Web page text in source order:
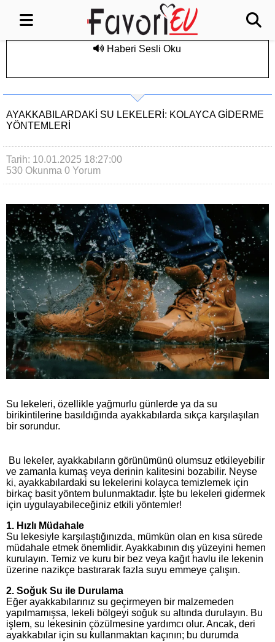
Haberi Sesli Oku
AYAKKABILARDAKI SU LEKELERI: KOLAYCA GIDERME
YÖNTEMLERI
Tarih: 10.01.2025 18:27:00
530 Okunma 0 Yorum
Su lekeleri, özellikle yağmurlu günlerde ya da su
birikintilerine basıldığında ayakkabılarda sıkça karşılaşılan
bir sorundur.
Bu lekeler, ayakkabıların görünümünü olumsuz etkileyebilir
ve zamanla kumaş veya derinin kalitesini bozabilir. Neyse
ki, ayakkabılardaki su lekelerini kolayca temizlemek için
birkaç basit yöntem bulunmaktadır. İşte bu lekeleri gidermek
için uygulayabileceğiniz etkili yöntemler!
1. Hızlı Müdahale
Su lekesiyle karşılaştığınızda, mümkün olan en kısa sürede
müdahale etmek önemlidir. Ayakkabının dış yüzeyini hemen
kurulayın. Temiz ve kuru bir bez veya kağıt havlu ile lekenin
üzerine nazikçe bastırarak fazla suyu emmeye çalışın.
2. Soğuk Su ile Durulama
Eğer ayakkabılarınız su geçirmeyen bir malzemeden
yapılmamışsa, lekeli bölgeyi soğuk su altında durulayın. Bu
işlem, su lekesinin çözülmesine yardımcı olur. Ancak, deri
ayakkabılar için su kullanmaktan kaçının; bu durumda